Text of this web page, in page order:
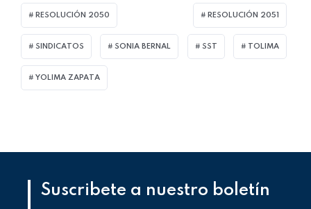
RESOLUCIÓN 2050 RESOLUCIÓN 2051
SINDICATOS SONIA BERNAL SST TOLIMA
YOLIMA ZAPATA
Suscribete a nuestro boletín